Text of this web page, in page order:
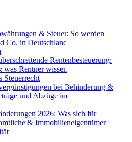
& Steuer: So werden
Co. in Deutschland
Rentenbesteuerung:
Rentner wissen
Steuerrecht
bei Behinderung &
und Abzüge im
2026: Was sich für
& Immobilieneigentümer